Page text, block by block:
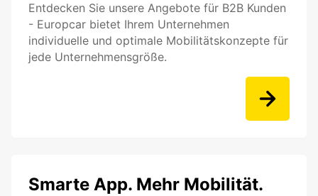
Entdecken Sie unsere Angebote für B2B Kunden
- Europcar bietet Ihrem Unternehmen
individuelle und optimale Mobilitätskonzepte für
jede Unternehmensgröße.
Smarte App. Mehr Mobilität.